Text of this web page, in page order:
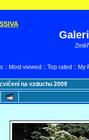
:: Most viewed :: Top rated :: My
na vzduchu 2009